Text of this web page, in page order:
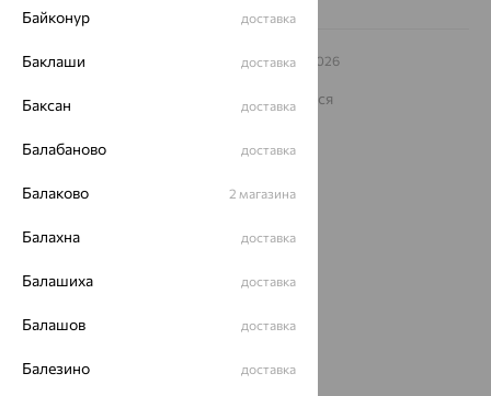
© ООО «Ювелирный дом «Кристалл»,2009 – 2026
На информационном ресурсе применяются
рекомендательные технологии
ОГРН 1044800168379
Разработка сайта —
Байконур доставка
Баклаши доставка
Баксан доставка
Балабаново доставка
Балаково 2 магазина
Балахна доставка
Балашиха доставка
Балашов доставка
Балезино доставка